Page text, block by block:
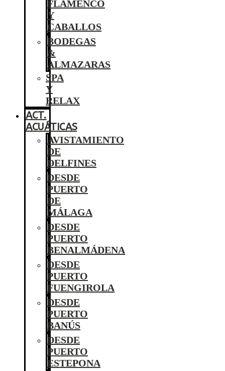
FLAMENCO
Y
CABALLOS
BODEGAS
&
ALMAZARAS
SPA
Y
RELAX
ACT.
ACUÁTICAS
AVISTAMIENTO
DE
DELFINES
DESDE
PUERTO
DE
MÁLAGA
DESDE
PUERTO
BENALMÁDENA
DESDE
PUERTO
FUENGIROLA
DESDE
PUERTO
BANÚS
DESDE
PUERTO
ESTEPONA